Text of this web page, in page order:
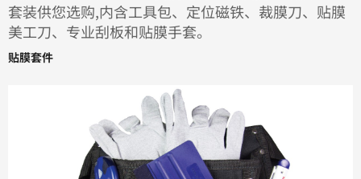
套装供您选购,内含工具包、定位磁铁、裁膜刀、贴膜
美工刀、专业刮板和贴膜手套。
贴膜套件